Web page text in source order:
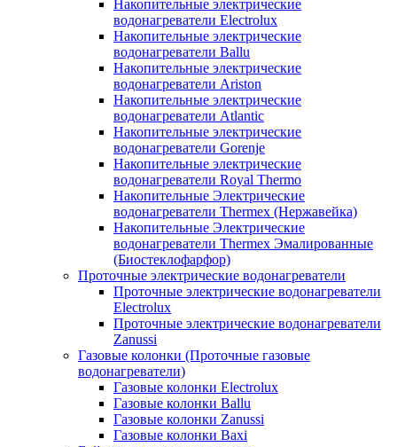
Накопительные электрические
водонагреватели Electrolux
Накопительные электрические
водонагреватели Ballu
Накопительные электрические
водонагреватели Ariston
Накопительные электрические
водонагреватели Atlantic
Накопительные электрические
водонагреватели Gorenje
Накопительные электрические
водонагреватели Royal Thermo
Накопительные Электрические
водонагреватели Thermex (Нержавейка)
Накопительные Электрические
водонагреватели Thermex Эмалированные
(Биостеклофарфор)
Проточные электрические водонагреватели
Проточные электрические водонагреватели
Electrolux
Проточные электрические водонагреватели
Zanussi
Газовые колонки (Проточные газовые
водонагреватели)
Газовые колонки Electrolux
Газовые колонки Ballu
Газовые колонки Zanussi
Газовые колонки Baxi